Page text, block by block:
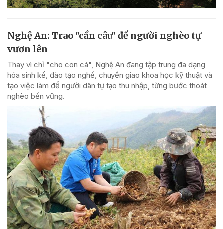
Nghệ An: Trao "cần câu" để người nghèo tự
vươn lên
Thay vì chỉ "cho con cá", Nghệ An đang tập trung đa dạng
hóa sinh kế, đào tạo nghề, chuyển giao khoa học kỹ thuật và
tạo việc làm để người dân tự tạo thu nhập, từng bước thoát
nghèo bền vững.